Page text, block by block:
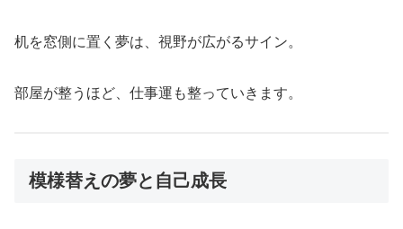
机を窓側に置く夢は、視野が広がるサイン。
部屋が整うほど、仕事運も整っていきます。
模様替えの夢と自己成長